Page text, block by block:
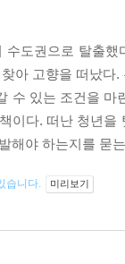
수도권으로 탈출
아 고향을 떠났다
수 있는 조건을
이다. 떠난 청년
해야 하는지를 묻
습니다. 미리보기